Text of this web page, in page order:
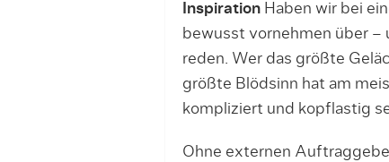
InspirationHaben wir bei
bewusst vornehmen über
reden. Wer das größte
größte Blödsinn hat am
kompliziert und kopflastig
Ohne externen